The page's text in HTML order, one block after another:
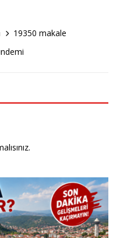
19350 makale
.